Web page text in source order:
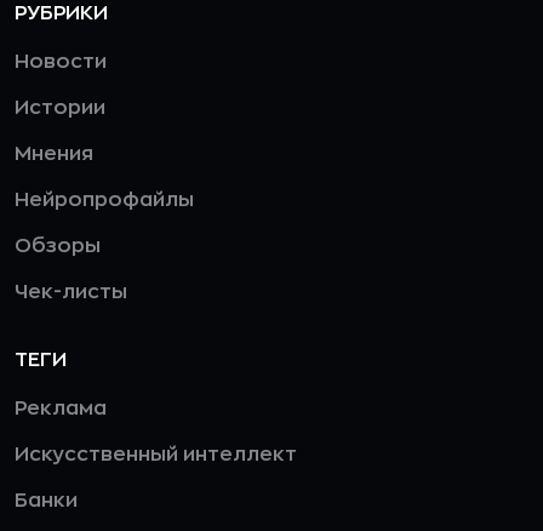
РУБРИКИ
Новости
Истории
Мнения
Нейропрофайлы
Обзоры
Чек-листы
ТЕГИ
Реклама
Искусственный интеллект
Банки